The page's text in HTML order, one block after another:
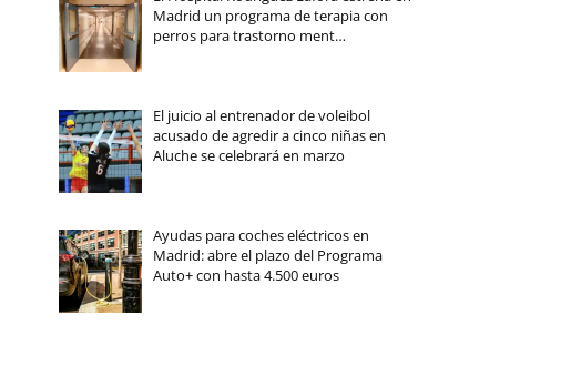
Madrid un programa de terapia con
perros para trastorno ment…
El juicio al entrenador de voleibol
acusado de agredir a cinco niñas en
Aluche se celebrará en marzo
Ayudas para coches eléctricos en
Madrid: abre el plazo del Programa
Auto+ con hasta 4.500 euros